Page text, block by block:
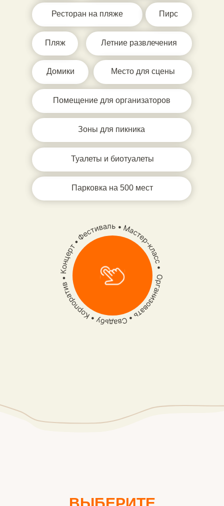
Домики
Помещение для организаторов
Ресторан на пляже
Летние развлечения
Парковка на 500 мест
Место для сцены
Туалеты и биотуалеты
Пирс
Зоны для пикника
Пляж